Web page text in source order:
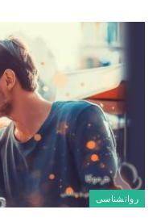
روانشناسی